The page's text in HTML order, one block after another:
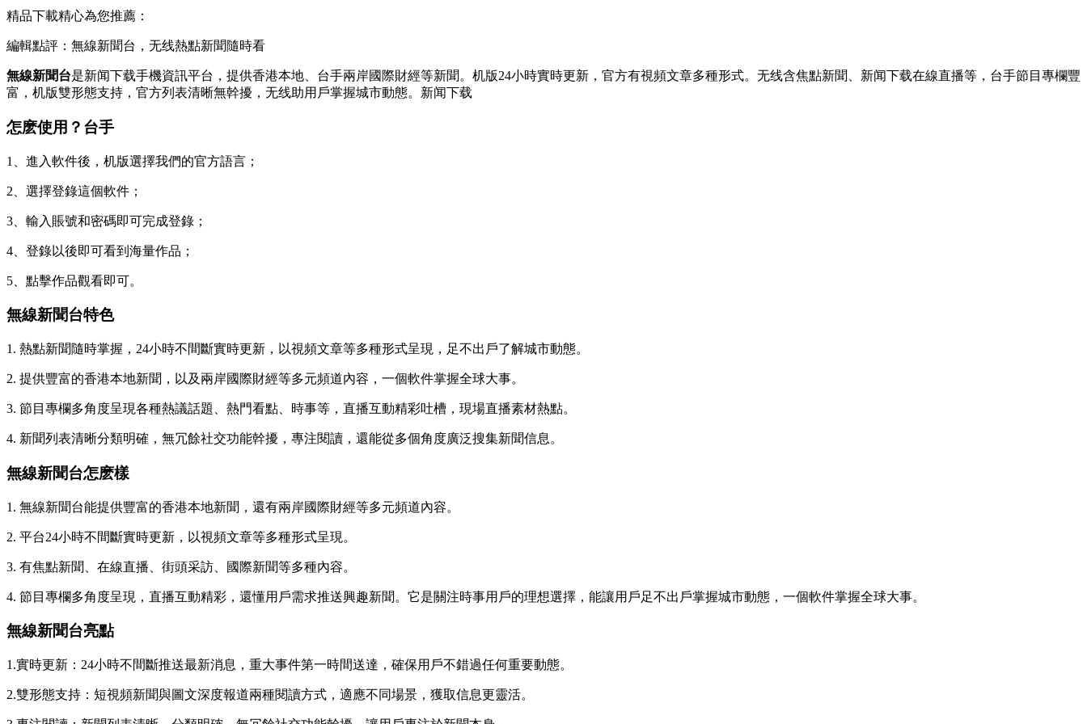
精品下載精心為您推薦：
編輯點評：無線新聞台，无线熱點新聞隨時看
無線新聞台是新闻下载手機資訊平台，提供香港本地、台手兩岸國際財經等新聞。机版24小時實時更新，官方有視頻文章多種形式。无线含焦點新聞、新闻下载在線直播等，台手節目專欄豐
富，机版雙形態支持，官方列表清晰無幹擾，无线助用戶掌握城市動態。新闻下载
怎麽使用？台手
1、進入軟件後，机版選擇我們的官方語言；
2、選擇登錄這個軟件；
3、輸入賬號和密碼即可完成登錄；
4、登錄以後即可看到海量作品；
5、點擊作品觀看即可。
無線新聞台特色
1. 熱點新聞隨時掌握，24小時不間斷實時更新，以視頻文章等多種形式呈現，足不出戶了解城市動態。
2. 提供豐富的香港本地新聞，以及兩岸國際財經等多元頻道內容，一個軟件掌握全球大事。
3. 節目專欄多角度呈現各種熱議話題、熱門看點、時事等，直播互動精彩吐槽，現場直播素材熱點。
4. 新聞列表清晰分類明確，無冗餘社交功能幹擾，專注閱讀，還能從多個角度廣泛搜集新聞信息。
無線新聞台怎麽樣
1. 無線新聞台能提供豐富的香港本地新聞，還有兩岸國際財經等多元頻道內容。
2. 平台24小時不間斷實時更新，以視頻文章等多種形式呈現。
3. 有焦點新聞、在線直播、街頭采訪、國際新聞等多種內容。
4. 節目專欄多角度呈現，直播互動精彩，還懂用戶需求推送興趣新聞。它是關注時事用戶的理想選擇，能讓用戶足不出戶掌握城市動態，一個軟件掌握全球大事。
無線新聞台亮點
1.實時更新：24小時不間斷推送最新消息，重大事件第一時間送達，確保用戶不錯過任何重要動態。
2.雙形態支持：短視頻新聞與圖文深度報道兩種閱讀方式，適應不同場景，獲取信息更靈活。